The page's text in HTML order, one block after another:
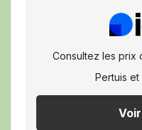
Consultez les prix
Pertuis et